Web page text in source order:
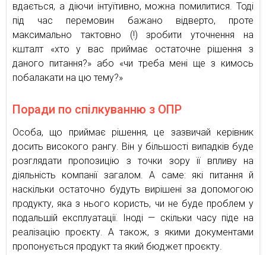
вдається, а діючи інтуїтивно, можна помилитися. Тоді
під час перемовин бажано відверто, проте
максимально тактовно (!) зробити уточнення на
кшталт «хто у вас приймає остаточне рішення з
даного питання?» або «чи треба мені ще з кимось
побалакати на цю тему?»
Поради по спілкуванню з ОПР
Особа, що приймає рішення, це зазвичай керівник
досить високого рангу. Він у більшості випадків буде
розглядати пропозицію з точки зору її впливу на
діяльність компанії загалом. А саме: які питання й
наскільки остаточно будуть вирішені за допомогою
продукту, яка з нього користь, чи не буде проблем у
подальшій експлуатації. Іноді — скільки часу піде на
реалізацію проєкту. А також, з якими документами
пропонується продукт та який бюджет проєкту.